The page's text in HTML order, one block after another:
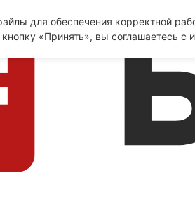
для обеспечения корректной
«Принять», вы соглашаетесь с